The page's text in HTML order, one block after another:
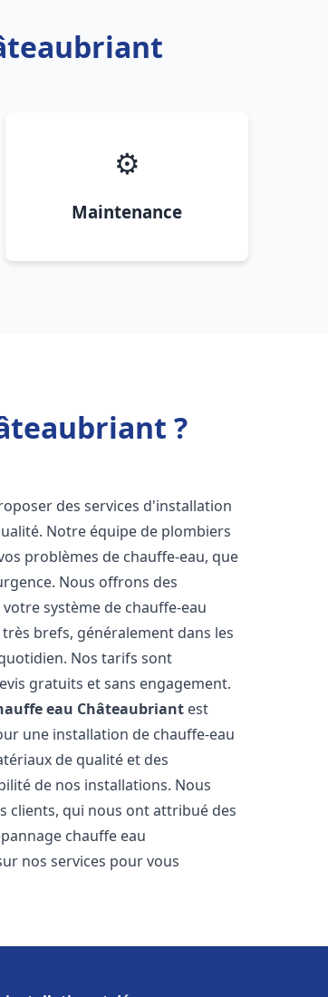
⚙️
Maintenance
?
des services d'installation
Notre équipe de plombiers
problèmes de chauffe-eau, que
Nous offrons des
système de chauffe-eau
brefs, généralement dans les
Nos tarifs sont
gratuits et sans engagement.
eau Châteaubriant est
une installation de chauffe-eau
de qualité et des
de nos installations. Nous
clients, qui nous ont attribué des
chauffe eau
nos services pour vous